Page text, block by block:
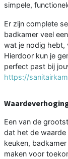
simpele,
Er zijn complete
badkamer veel
wat je nodig hebt,
Hierdoor kun je
perfect past bij
https://
Een van de
dat het de waarde
keuken,
maken voor